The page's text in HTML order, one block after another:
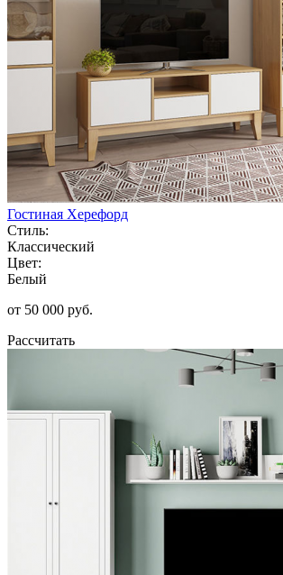
Гостиная Херефорд
Стиль:
Классический
Цвет:
Белый
от 50 000 руб.
Рассчитать